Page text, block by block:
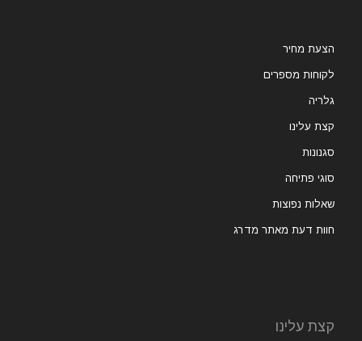
הצעת מחיר
לקוחות מספרים
גלריה
קצת עלינו
סגנונות
סוגי פתיחה
שאלות נפוצות
חוות דעת מאתר מדרג
קצת עלינו